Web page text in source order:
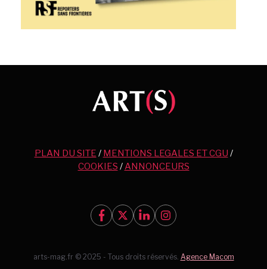
PLAN DU SITE / MENTIONS LEGALES ET CGU /
COOKIES /ANNONCEURS
arts-mag.fr © 2025 - Tous droits réservés. Agence Macom